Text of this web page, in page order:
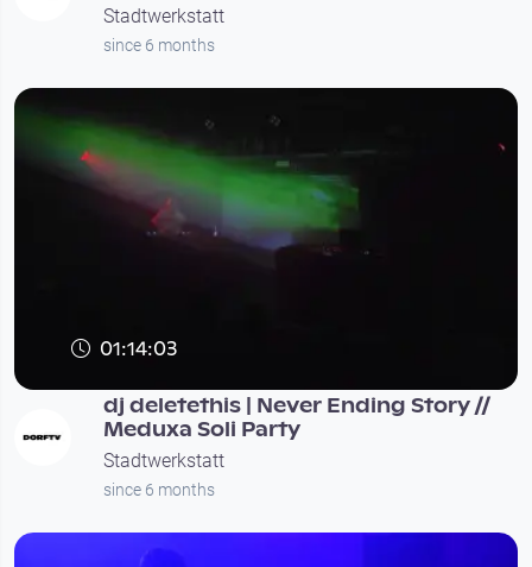
Stadtwerkstatt
since 6 months
01:14:03
dj deletethis | Never Ending Story //
Meduxa Soli Party
Stadtwerkstatt
since 6 months